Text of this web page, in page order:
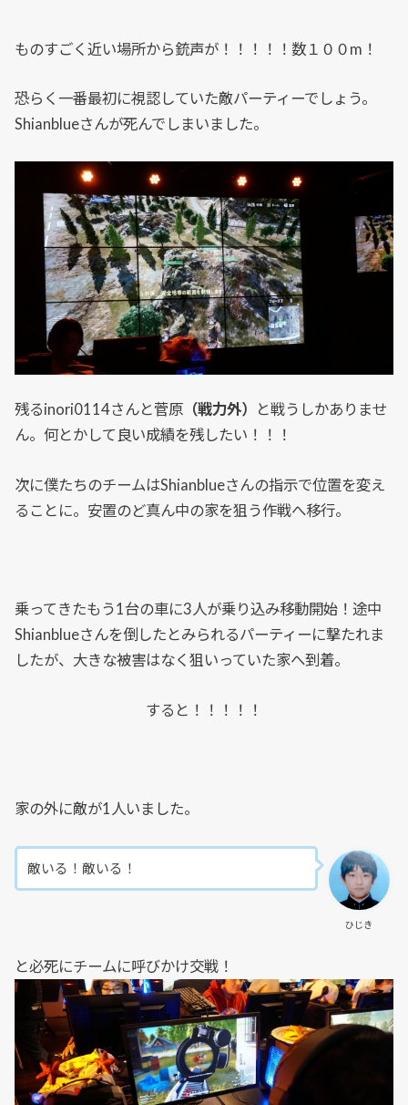
ものすごく近い場所から銃声が！！！！！数１００m！
恐らく一番最初に視認していた敵パーティーでしょう。
Shianblueさんが死んでしまいました。
残るinori0114さんと菅原 （戦力外）
と戦うしかありませ
ん。何とかして良い成績を残したい！！！
次に僕たちのチームはShianblueさんの指示で位置を変え
ることに。安置のど真ん中の家を狙う作戦へ移行。
乗ってきたもう1台の車に3人が乗り込み移動開始！途中
Shianblueさんを倒したとみられるパーティーに撃たれま
したが、大きな被害はなく狙いっていた家へ到着。
すると！！！！！
家の外に敵が1人いました。
ひじき
敵いる！敵いる！
と必死にチームに呼びかけ交戦！